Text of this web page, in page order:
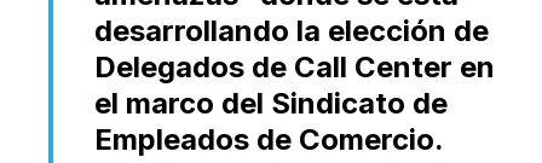
desarrollando la elección de
Delegados de Call Center en
el marco del Sindicato de
Empleados de Comercio.